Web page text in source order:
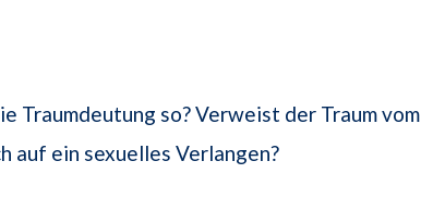
Traumdeutung so? Verweist der Traum vom
auf ein sexuelles Verlangen?